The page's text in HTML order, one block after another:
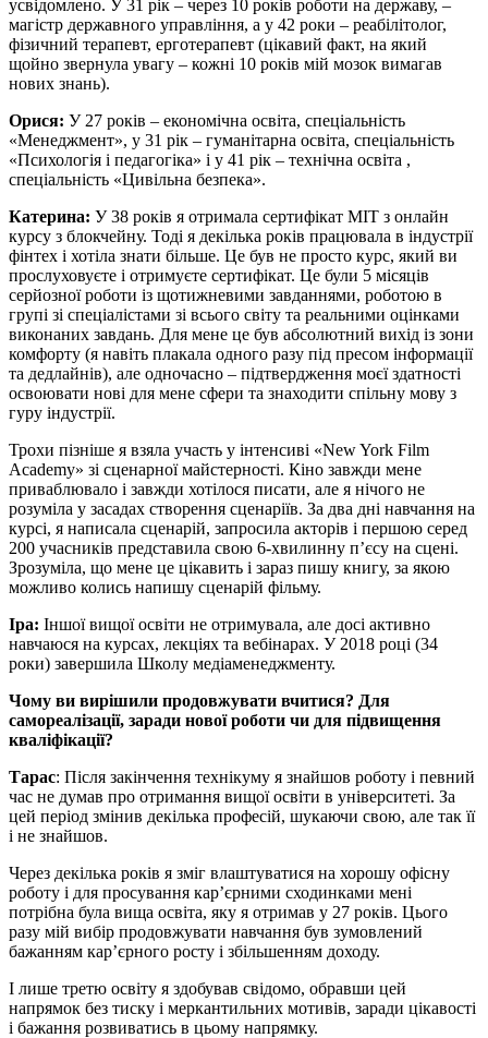
усвідомлено. У 31 рік – через 10 років роботи на державу, –
магістр державного управління, а у 42 роки – реабілітолог,
фізичний терапевт, ерготерапевт (цікавий факт, на який
щойно звернула увагу – кожні 10 років мій мозок вимагав
нових знань).
Орися: У 27 років – економічна освіта, спеціальність
«Менеджмент», у 31 рік – гуманітарна освіта, спеціальність
«Психологія і педагогіка» і у 41 рік – технічна освіта ,
спеціальність «Цивільна безпека».
Катерина: У 38 років я отримала сертифікат MIT з онлайн
курсу з блокчейну. Тоді я декілька років працювала в індустрії
фінтех і хотіла знати більше. Це був не просто курс, який ви
прослуховуєте і отримуєте сертифікат. Це були 5 місяців
серйозної роботи із щотижневими завданнями, роботою в
групі зі спеціалістами зі всього світу та реальними оцінками
виконаних завдань. Для мене це був абсолютний вихід із зони
комфорту (я навіть плакала одного разу під пресом інформації
та дедлайнів), але одночасно – підтвердження моєї здатності
освоювати нові для мене сфери та знаходити спільну мову з
гуру індустрії.
Трохи пізніше я взяла участь у інтенсиві «New York Film
Academy» зі сценарної майстерності. Кіно завжди мене
приваблювало і завжди хотілося писати, але я нічого не
розуміла у засадах створення сценаріїв. За два дні навчання на
курсі, я написала сценарій, запросила акторів і першою серед
200 учасників представила свою 6-хвилинну п’єсу на сцені.
Зрозуміла, що мене це цікавить і зараз пишу книгу, за якою
можливо колись напишу сценарій фільму.
Іра: Іншої вищої освіти не отримувала, але досі активно
навчаюся на курсах, лекціях та вебінарах. У 2018 році (34
роки) завершила Школу медіаменеджменту.
Чому ви вирішили продовжувати вчитися? Для
самореалізації, заради нової роботи чи для підвищення
кваліфікації?
Тарас: Після закінчення технікуму я знайшов роботу і певний
час не думав про отримання вищої освіти в університеті. За
цей період змінив декілька професій, шукаючи свою, але так її
і не знайшов.
Через декілька років я зміг влаштуватися на хорошу офісну
роботу і для просування кар’єрними сходинками мені
потрібна була вища освіта, яку я отримав у 27 років. Цього
разу мій вибір продовжувати навчання був зумовлений
бажанням кар’єрного росту і збільшенням доходу.
І лише третю освіту я здобував свідомо, обравши цей
напрямок без тиску і меркантильних мотивів, заради цікавості
і бажання розвиватись в цьому напрямку.